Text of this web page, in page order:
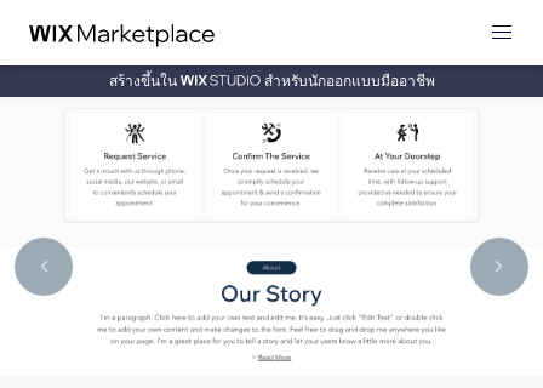
สร้างขึ้นใน สำหรับนักออกแบบมืออาชีพ